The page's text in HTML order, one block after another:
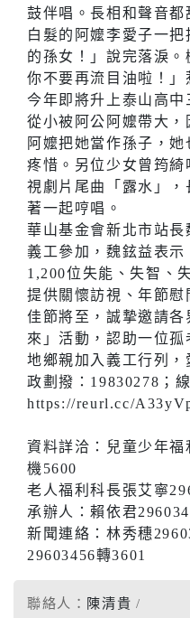
鼓伴唱。長相和聲音
白髮的阿嬤李愛子一
的孫女！」說完落淚
你不要再流目油啦！」
今年即將升上泰山高中
從小被阿公阿嬤帶大
阿嬤把她當作孫子，
疼惜。另位少女曾筠
視劇片尾曲「露水」
著一起哼唱。
華山基金會新北市站
義工參加，魏鉉益表
1,200位失能、失智、
提供關懷訪視、年節
佳節將至，誠摯邀請
來」活動，認助一位
地鄉親加入義工行列，
政劃撥：19830278；線
https://reurl.cc/
資料詳洽：兒童少年
機5600
老人福利科長張艾寧
承辦人：賴依君
新聞連絡：林秀穗
29603456轉3601
聯絡人： 陳清貴